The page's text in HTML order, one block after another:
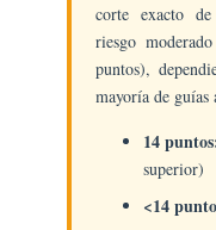
corte exacto
riesgo
puntos),
mayoría de guías
14
superior)
<14